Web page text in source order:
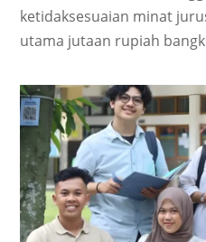
ketidaksesuaian minat
utama jutaan rupiah